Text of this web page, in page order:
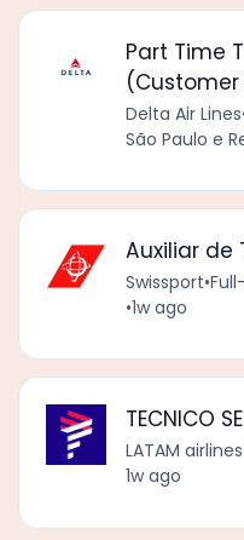
Part Time
(Customer
Delta Air Lines
São Paulo e
Auxiliar de
Swissport•
•1w ago
TECNICO
LATAM airlines
1w ago